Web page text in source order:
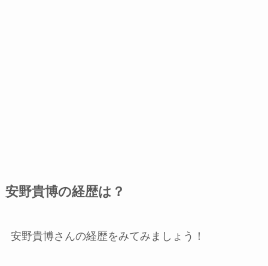
安野貴博の経歴は？
安野貴博さんの経歴をみてみましょう！